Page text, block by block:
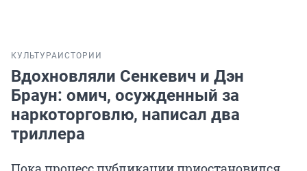
КУЛЬТУРА ИСТОРИИ
Вдохновляли Сенкевич и Дэн
Браун: омич, осужденный за
наркоторговлю, написал два
триллера